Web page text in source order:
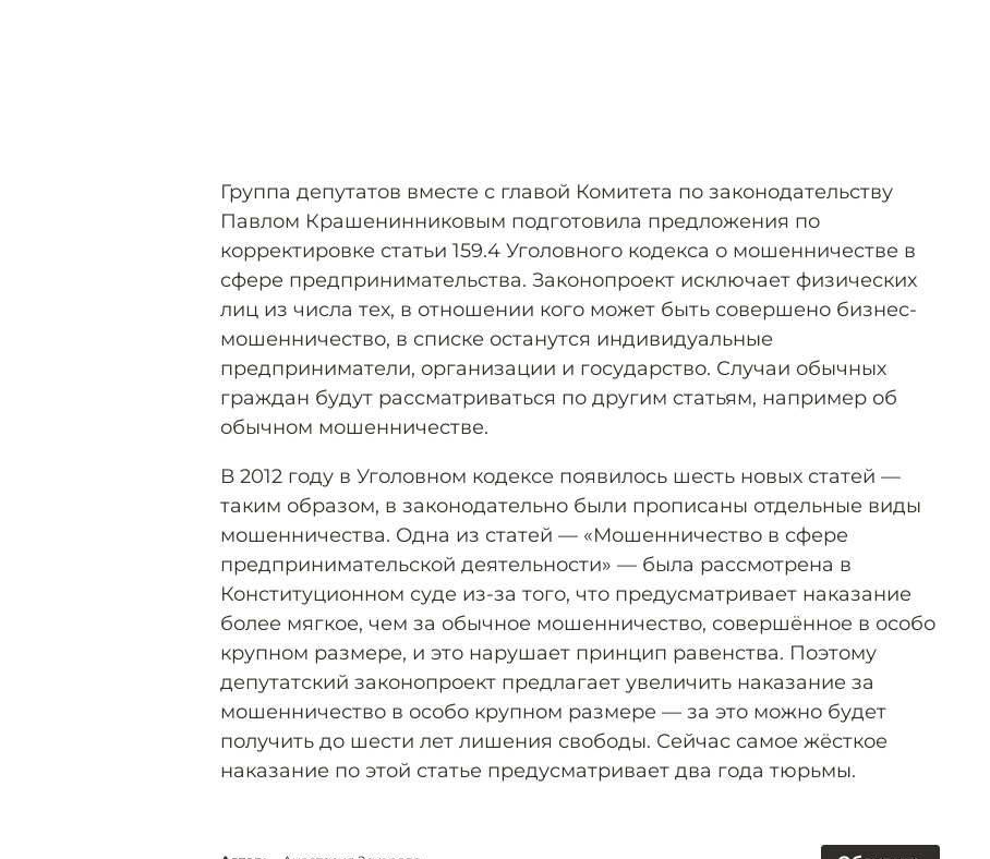
Группа депутатов вместе с главой Комитета по законодательству
Павлом Крашенинниковым подготовила предложения по
корректировке статьи 159.4 Уголовного кодекса о мошенничестве в
сфере предпринимательства. Законопроект исключает физических
лиц из числа тех, в отношении кого может быть совершено бизнес-
мошенничество, в списке останутся индивидуальные
предприниматели, организации и государство. Случаи обычных
граждан будут рассматриваться по другим статьям, например об
обычном мошенничестве.
В 2012 году в Уголовном кодексе появилось шесть новых статей —
таким образом, в законодательно были прописаны отдельные виды
мошенничества. Одна из статей — «Мошенничество в сфере
предпринимательской деятельности» — была рассмотрена в
Конституционном суде из-за того, что предусматривает наказание
более мягкое, чем за обычное мошенничество, совершённое в особо
крупном размере, и это нарушает принцип равенства. Поэтому
депутатский законопроект предлагает увеличить наказание за
мошенничество в особо крупном размере — за это можно будет
получить до шести лет лишения свободы. Сейчас самое жёсткое
наказание по этой статье предусматривает два года тюрьмы.